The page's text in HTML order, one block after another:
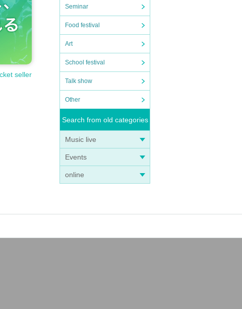
Seminar
Food festival
Art
School festival
Talk show
Other
Search from old categories
Music live
Events
online
seller